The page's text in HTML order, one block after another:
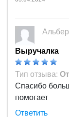
Выручалка
Тип отзыва:
Спасибо
помогает
Ответить